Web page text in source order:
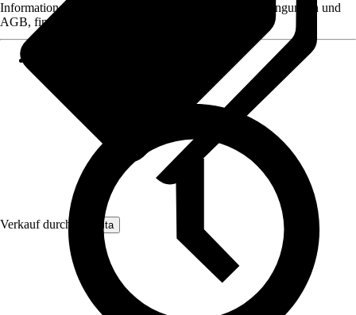
Verkauf durch: Nomita
Informationen des Verkäufers, wie z. B. Rückgabebedingungen und
AGB, finden Sie bei Klick auf den Verkäufernamen.